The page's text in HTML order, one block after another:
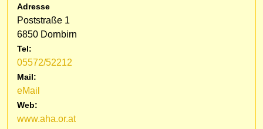
Adresse
Poststraße 1
6850 Dornbirn
Tel:
05572/52212
Mail:
eMail
Web:
www.aha.or.at